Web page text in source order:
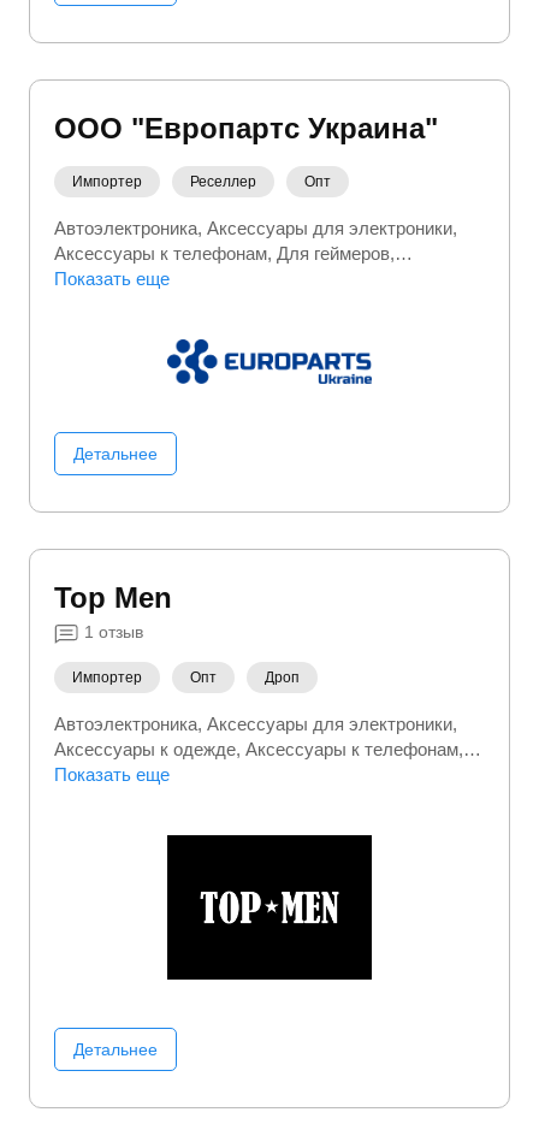
ООО "Европартс Украина"
Импортер Реселлер Опт
Автоэлектроника Аксессуары для электроники
Аксессуары к телефонам Для геймеров
Инструменты
оборудование Фото/Видео/Аудио Электроника
Показать еще
Детальнее
Top Men
1 отзыв
Импортер Опт Дроп
Автоэлектроника Аксессуары для электроники
Аксессуары к одежде Аксессуары к телефонам
Аксесуары для спорта
Показать еще
Детальнее